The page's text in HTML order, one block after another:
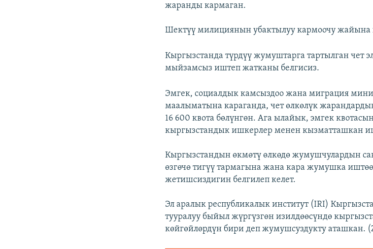
жаранды кармаган.
Шектүү милициянын убактылуу кармоочу жайына
Кыргызстанда түрдүү жумуштарга тартылган чет
мыйзамсыз иштеп жатканы белгисиз.
Эмгек, социалдык камсыздоо жана миграция
маалыматына караганда, чет өлкөлүк
16 600 квота бөлүнгөн. Ага ылайык, эмгек
кыргызстандык ишкерлер менен кызматташкан
Кыргызстандын өкмөтү өлкөдө жумушчулардын
өзгөчө тигүү тармагына жана кара жумушка
жетишсиздигин белгилеп келет.
Эл аралык республикалык институт (IRI)
тууралуу быйыл жүргүзгөн изилдөөсүндө
көйгөйлөрдүн бири деп жумушсуздукту аташкан.